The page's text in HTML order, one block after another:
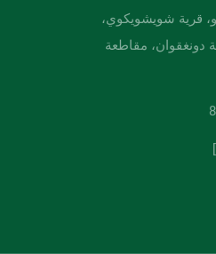
ينهو، قرية شويشويكوي،
دونغقوان، مقاطعة